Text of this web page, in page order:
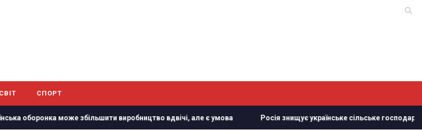
СВІТ СПОРТ
збільшити виробництво вдвічі, але є умова Росія знищує українське сільське господарство і саму природу